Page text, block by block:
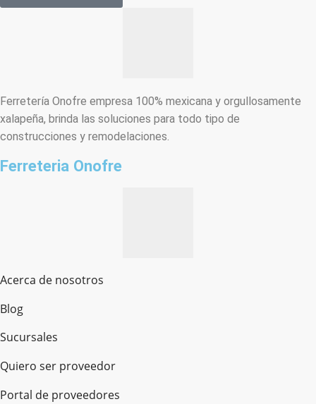
Ferretería Onofre empresa 100% mexicana y orgullosamente
xalapeña, brinda las soluciones para todo tipo de
construcciones y remodelaciones.
Ferreteria Onofre
Acerca de nosotros
Blog
Sucursales
Quiero ser proveedor
Portal de proveedores